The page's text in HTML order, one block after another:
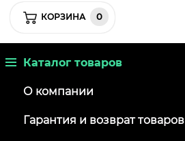
КОРЗИНА 0
Каталог товаров
О компании
Гарантия и возврат товаров